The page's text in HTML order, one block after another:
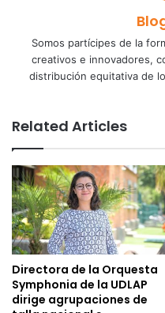
Somos partícipes de la
creativos e innovadores,
distribución equitativa de
Related Articles
Directora de la Orquesta
Symphonia de la UDLAP
dirige agrupaciones de